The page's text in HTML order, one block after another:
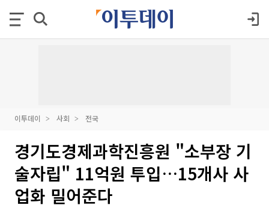
이투데이 사회 전국
경기도경제과학진흥원 "소부장 기
술자립" 11억원 투입…15개사 사
업화 밀어준다